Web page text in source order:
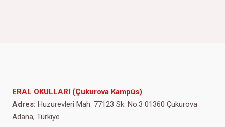
ERAL OKULLARI (Çukurova Kampüs)
Adres: Huzurevleri Mah. 77123 Sk. No:3 01360 Çukurova
Adana, Türkiye